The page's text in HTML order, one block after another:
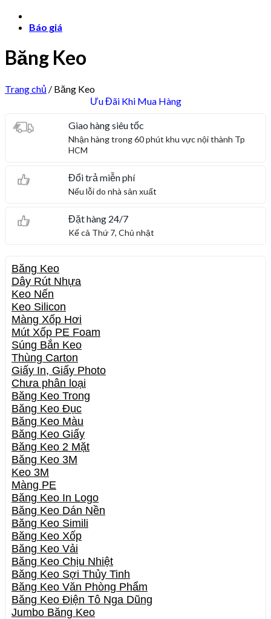
Báo giá
Băng Keo
Trang chủ / Băng Keo
Ưu Đãi Khi Mua Hàng
Giao hàng siêu tốc
Nhận hàng trong 60 phút khu vực nội thành Tp
HCM
Đổi trả miễn phí
Nếu lỗi do nhà sản xuất
Đặt hàng 24/7
Kể cả Thứ 7, Chủ nhật
Băng Keo
Dây Rút Nhựa
Keo Nến
Keo Silicon
Màng Xốp Hơi
Mút Xốp PE Foam
Súng Bắn Keo
Thùng Carton
Giấy In, Giấy Photo
Chưa phân loại
Băng Keo Trong
Băng Keo Đục
Băng Keo Màu
Băng Keo Giấy
Băng Keo 2 Mặt
Băng Keo 3M
Keo 3M
Màng PE
Băng Keo In Logo
Băng Keo Dán Nền
Băng Keo Simili
Băng Keo Xốp
Băng Keo Vải
Băng Keo Chịu Nhiệt
Băng Keo Sợi Thủy Tinh
Băng Keo Văn Phòng Phẩm
Băng Keo Điện Tô Nga Dũng
Jumbo Băng Keo